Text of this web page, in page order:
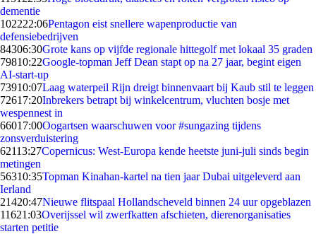
dementie
102222:06Pentagon eist snellere wapenproductie van
defensiebedrijven
84306:30Grote kans op vijfde regionale hittegolf met lokaal 35 graden
79810:22Google-topman Jeff Dean stapt op na 27 jaar, begint eigen
AI-start-up
73910:07Laag waterpeil Rijn dreigt binnenvaart bij Kaub stil te leggen
72617:20Inbrekers betrapt bij winkelcentrum, vluchten bosje met
wespennest in
66017:00Oogartsen waarschuwen voor #sungazing tijdens
zonsverduistering
62113:27Copernicus: West-Europa kende heetste juni-juli sinds begin
metingen
56310:35Topman Kinahan-kartel na tien jaar Dubai uitgeleverd aan
Ierland
21420:47Nieuwe flitspaal Hollandscheveld binnen 24 uur opgeblazen
11621:03Overijssel wil zwerfkatten afschieten, dierenorganisaties
starten petitie